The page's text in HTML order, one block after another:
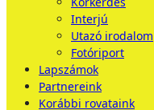
Interjú
Utazó irodalom
Fotóriport
Lapszámok
Partnereink
Korábbi rovataink